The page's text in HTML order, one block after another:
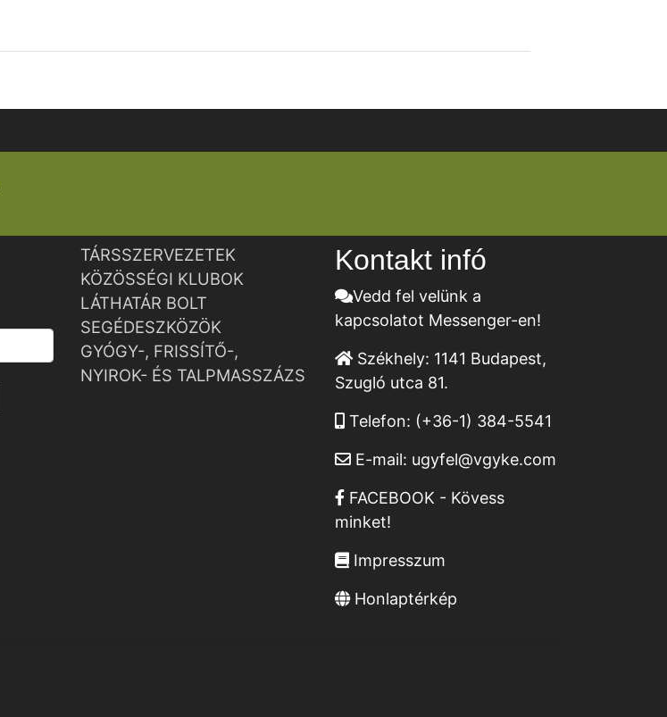
TÁRSSZERVEZETEK
KÖZÖSSÉGI KLUBOK
LÁTHATÁR BOLT
SEGÉDESZKÖZÖK
GYÓGY-, FRISSÍTŐ-,
NYIROK- ÉS TALPMASSZÁZS
Kontakt infó
Vedd fel velünk a
kapcsolatot Messenger-en!
Székhely: 1141 Budapest,
Szugló utca 81.
Telefon: (+36-1) 384-5541
E-mail: ugyfel@vgyke.com
FACEBOOK - Kövess
minket!
Impresszum
Honlaptérkép